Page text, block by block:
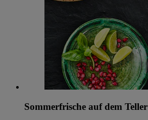
Sommerfrische auf dem Teller